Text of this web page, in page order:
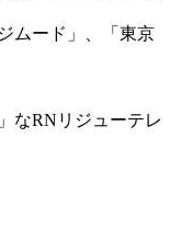
ムード」、「東京
なRNリジューテレ